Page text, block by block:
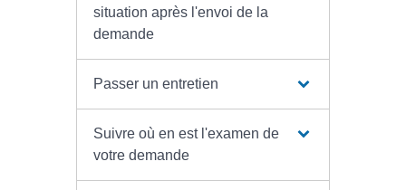
situation après l'envoi de la
demande
Passer un entretien
Suivre où en est l'examen de
votre demande